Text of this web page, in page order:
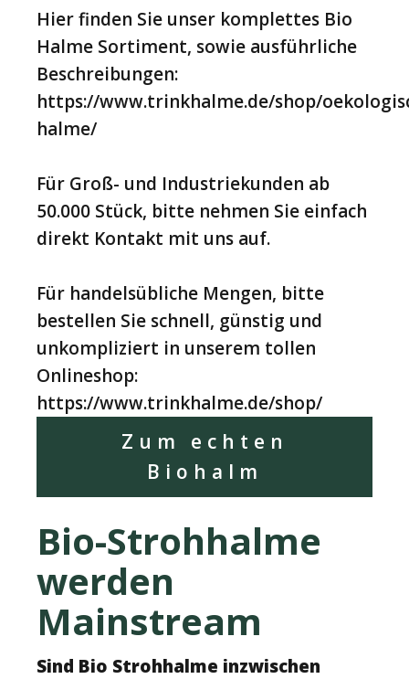
Hier finden Sie unser komplettes Bio
Halme Sortiment, sowie ausführliche
Beschreibungen:
https://www.trinkhalme.de/shop/
halme/
Für Groß- und Industriekunden ab
50.000 Stück, bitte nehmen Sie einfach
direkt Kontakt mit uns auf.
Für handelsübliche Mengen, bitte
bestellen Sie schnell, günstig und
unkompliziert in unserem tollen
Onlineshop:
https://www.trinkhalme.de/shop/
Zum echten
Biohalm
Bio-Strohhalme
werden
Mainstream
Sind Bio Strohhalme inzwischen